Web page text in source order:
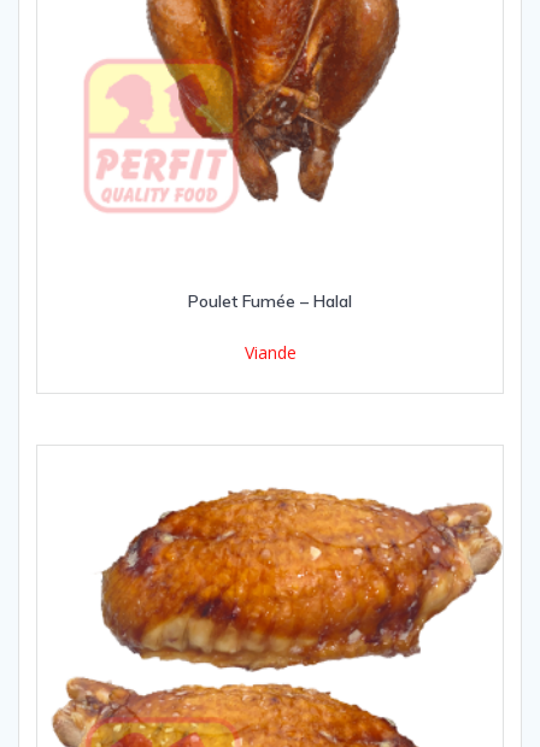
Poulet Fumée – Halal
Viande